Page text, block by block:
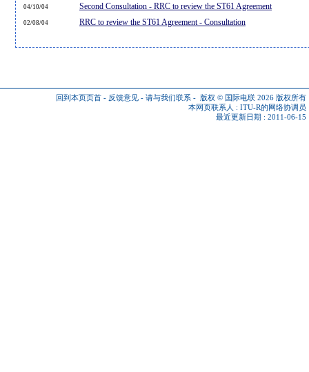
04/10/04 Second Consultation - RRC to review the ST61 Agreement
02/08/04 RRC to review the ST61 Agreement - Consultation
回到本页页首 - 反馈意见 - 请与我们联系 - 版权 © 国际电联 2026 版权所有
本网页联系人 : ITU-R的网络协调员
最近更新日期 : 2011-06-15